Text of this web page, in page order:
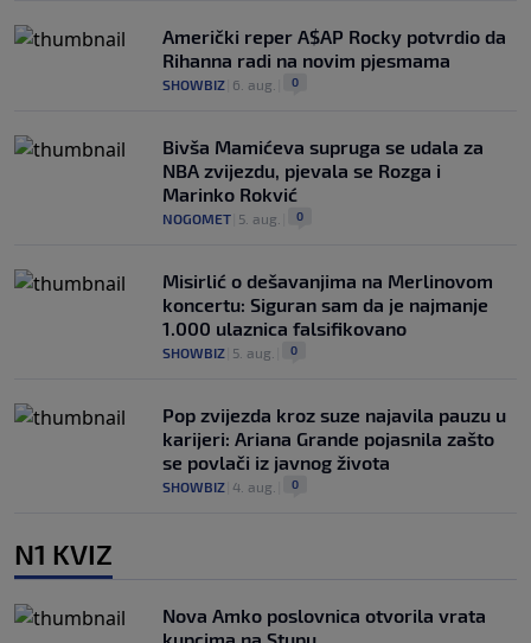
Američki reper A$AP Rocky potvrdio da
Rihanna radi na novim pjesmama
SHOWBIZ 6. aug. 0
Bivša Mamićeva supruga se udala za
NBA zvijezdu, pjevala se Rozga i
Marinko Rokvić
NOGOMET 5. aug. 0
Misirlić o dešavanjima na Merlinovom
koncertu: Siguran sam da je najmanje
1.000 ulaznica falsifikovano
SHOWBIZ 5. aug. 0
Pop zvijezda kroz suze najavila pauzu u
karijeri: Ariana Grande pojasnila zašto
se povlači iz javnog života
SHOWBIZ 4. aug. 0
N1 KVIZ
Nova Amko poslovnica otvorila vrata